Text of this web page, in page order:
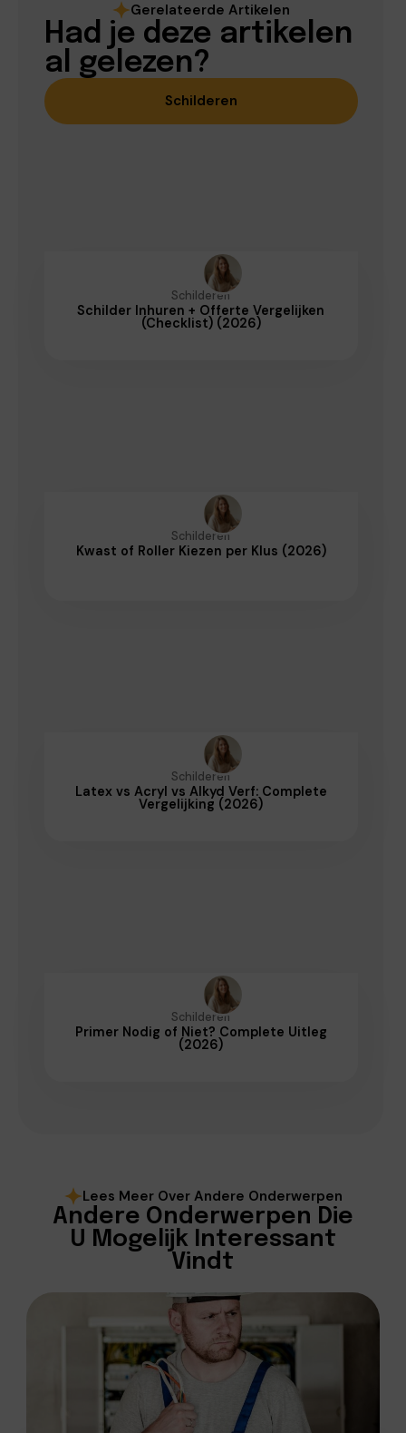
Gerelateerde Artikelen
Had je deze artikelen
al gelezen?
Schilderen
Schilderen
Schilder Inhuren + Offerte Vergelijken
(Checklist) (2026)
Schilderen
Kwast of Roller Kiezen per Klus (2026)
Schilderen
Latex vs Acryl vs Alkyd Verf: Complete
Vergelijking (2026)
Schilderen
Primer Nodig of Niet? Complete Uitleg
(2026)
Lees Meer Over Andere Onderwerpen
Andere Onderwerpen Die
U Mogelijk Interessant
Vindt